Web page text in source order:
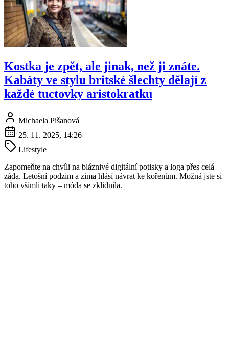
Kostka je zpět, ale jinak, než ji znáte.
Kabáty ve stylu britské šlechty dělají z
každé tuctovky aristokratku
Michaela Pišanová
25. 11. 2025, 14:26
Lifestyle
Zapomeňte na chvíli na bláznivé digitální potisky a loga přes celá
záda. Letošní podzim a zima hlásí návrat ke kořenům. Možná jste si
toho všimli taky – móda se zklidnila.